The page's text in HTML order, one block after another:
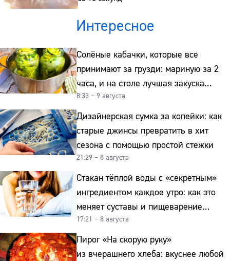
Интересное
Солёные кабачки, которые все
принимают за грузди: мариную за 2
часа, и на столе лучшая закуска
к картошке
8:33 – 9 августа
Дизайнерская сумка за копейки: как
старые джинсы превратить в хит
сезона с помощью простой стежки
21:29 – 8 августа
Стакан тёплой воды с «секретным»
ингредиентом каждое утро: как это
меняет суставы и пищеварение
после 50
17:21 – 8 августа
Пирог «На скорую руку»
из вчерашнего хлеба: вкуснее любой